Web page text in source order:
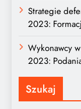
Strategie
2023:
Wykonawcy
2023:
Szukaj